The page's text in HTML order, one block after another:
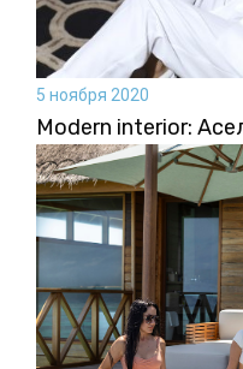
5 ноября 2020
Modern interior: